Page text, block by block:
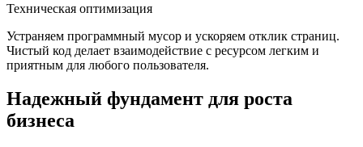
Техническая оптимизация
Устраняем программный мусор и ускоряем отклик страниц.
Чистый код делает взаимодействие с ресурсом легким и
приятным для любого пользователя.
Надежный фундамент для роста
бизнеса